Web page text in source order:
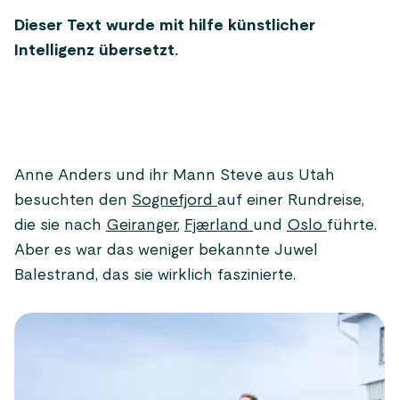
Dieser Text wurde mit hilfe künstlicher
Intelligenz übersetzt.
Anne Anders und ihr Mann Steve aus Utah
besuchten den Sognefjord auf einer Rundreise,
die sie nach Geiranger, Fjærland und Oslo führte.
Aber es war das weniger bekannte Juwel
Balestrand, das sie wirklich faszinierte.